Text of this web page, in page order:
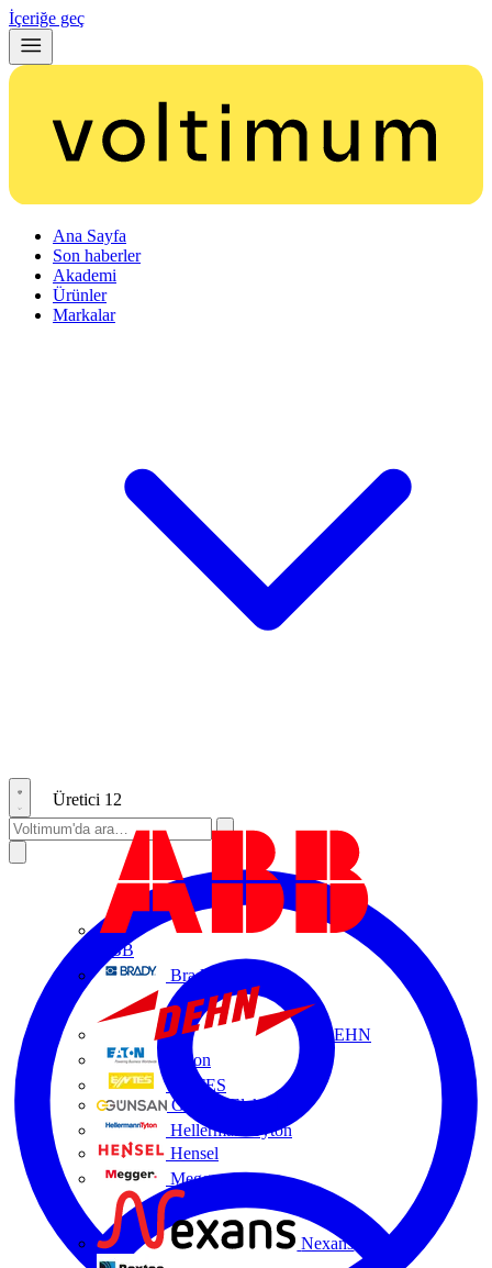
İçeriğe geç
Ana Sayfa
Son haberler
Akademi
Ürünler
Markalar
Üretici 12
ABB
Brady
DEHN
Eaton
ENTES
Günsan Elektrik
HellermannTyton
Hensel
Megger
Nexans